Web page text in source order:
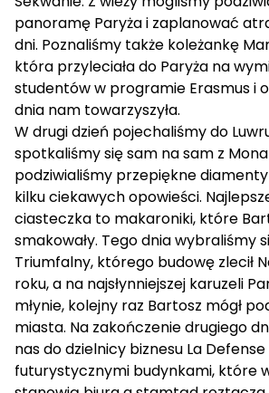
panoramę Paryża i zaplanować
dni. Poznaliśmy także koleżankę
która przyleciała do Paryża na
studentów w programie Erasmus i
dnia nam towarzyszyła.
W drugi dzień pojechaliśmy do
spotkaliśmy się sam na sam z Mona
podziwialiśmy przepiękne diamenty
kilku ciekawych opowieści.
ciasteczka to makaroniki, które
smakowały. Tego dnia wybraliśmy
Triumfalny, którego budowę zlecił
roku, a na najsłynniejszej karuzeli
młynie, kolejny raz Bartosz mógł
miasta. Na zakończenie drugiego
nas do dzielnicy biznesu La Defense
futurystycznymi budynkami, które